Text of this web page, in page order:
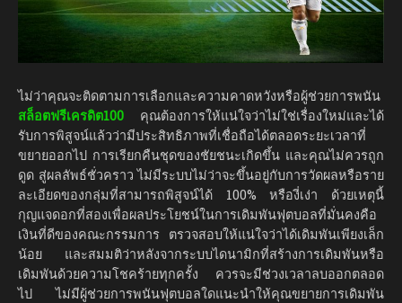
ไม่ว่าคุณจะติดตามการเลือกและความคาดหวังหรือผู้ช่วยการพนัน
สล็อตฟรีเครดิต100 คุณต้องการให้แน่ใจว่าไม่ใช่เรื่องใหม่และได้
รับการพิสูจน์แล้วว่ามีประสิทธิภาพที่เชื่อถือได้ตลอดระยะเวลาที่
ขยายออกไป การเรียกคืนชุดของชัยชนะเกิดขึ้น และคุณไม่ควรถูก
ดูด สู่ผลลัพธ์ชั่วคราว ไม่มีระบบไม่ว่าจะขึ้นอยู่กับการวัดผลหรือราย
ละเอียดของกลุ่มที่สามารถพิสูจน์ได้ 100% หรืองี่เง่า ด้วยเหตุนี้
กุญแจดอกที่สองเพื่อผลประโยชน์ในการเดิมพันฟุตบอลที่มั่นคงคือ
เงินที่ดีของคณะกรรมการ ตรวจสอบให้แน่ใจว่าได้เดิมพันเพียงเล็ก
น้อย และสมมติว่าหลังจากระบบไดนามิกที่สร้างการเดิมพันหรือ
เดิมพันด้วยความโชคร้ายทุกครั้ง ควรจะมีช่วงเวลาลบออกตลอด
ไป ไม่มีผู้ช่วยการพนันฟุตบอลใดแนะนำให้คุณขยายการเดิมพัน